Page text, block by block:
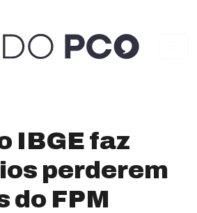
IBGE faz
perderem
do FPM